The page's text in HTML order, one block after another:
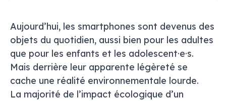
Aujourd’hui, les smartphones sont devenus des
objets du quotidien, aussi bien pour les adultes
que pour les enfants et les adolescent·e·s.
Mais derrière leur apparente légèreté se
cache une réalité environnementale lourde.
La majorité de l’impact écologique d’un